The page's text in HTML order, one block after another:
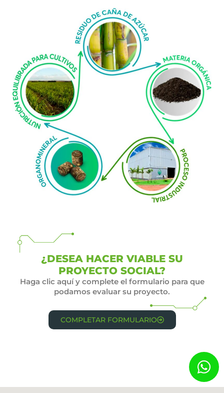
¿DESEA HACER VIABLE SU
PROYECTO SOCIAL?
Haga clic aquí y complete el formulario para que
podamos evaluar su proyecto.
COMPLETAR FORMULARIO